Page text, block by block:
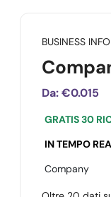
BUSINESS
Da:€0.015
GRATIS 30
IN TEMPO
Company